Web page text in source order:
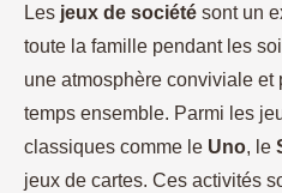
Les jeux de société sont un
toute la famille pendant les
une atmosphère conviviale et
temps ensemble. Parmi les
classiques comme le Uno, le
jeux de cartes. Ces activités